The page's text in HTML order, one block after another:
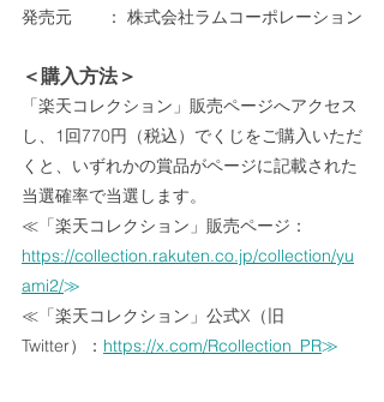
発売元　　： 株式会社ラムコーポレーション
＜購入方法＞
「楽天コレクション」販売ページへアクセス
し、1回770円（税込）でくじをご購入いただ
くと、いずれかの賞品がページに記載された
当選確率で当選します。
≪「楽天コレクション」販売ページ：
https://collection.rakuten.co.jp/collection/yu
ami2/≫
≪「楽天コレクション」公式X（旧
Twitter）： https://x.com/Rcollection_PR≫